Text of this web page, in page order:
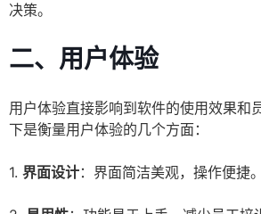
决策。
二、用户体验
用户体验直接影响到软件的使用效果和
下是衡量用户体验的几个方面：
1. 界面设计：界面简洁美观，操作便捷。